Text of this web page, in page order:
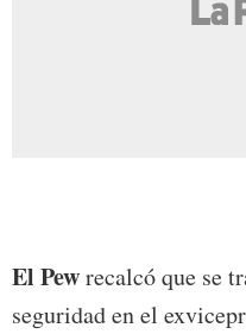
El Pewrecalcó que se
seguridad en el